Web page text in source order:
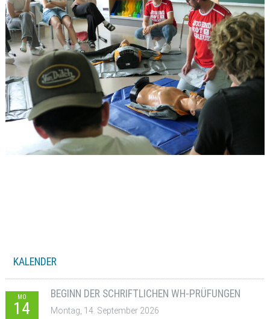
KALENDER
MO
14
BEGINN DER SCHRIFTLICHEN WH-PRÜFUNGEN
Montag, 14. September 2026